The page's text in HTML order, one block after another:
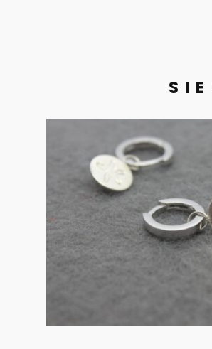
Zilveren creolen
met zeester
€95.00